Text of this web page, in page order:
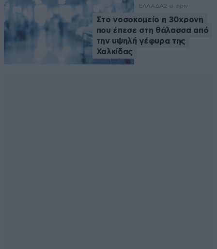
ΕΛΛΑΔΑ2 ω. πριν
Στο νοσοκομείο η 30χρονη
που έπεσε στη θάλασσα από
την υψηλή γέφυρα της
Χαλκίδας